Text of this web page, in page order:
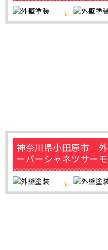
神奈川県小田原市
ーパーシャネツサー